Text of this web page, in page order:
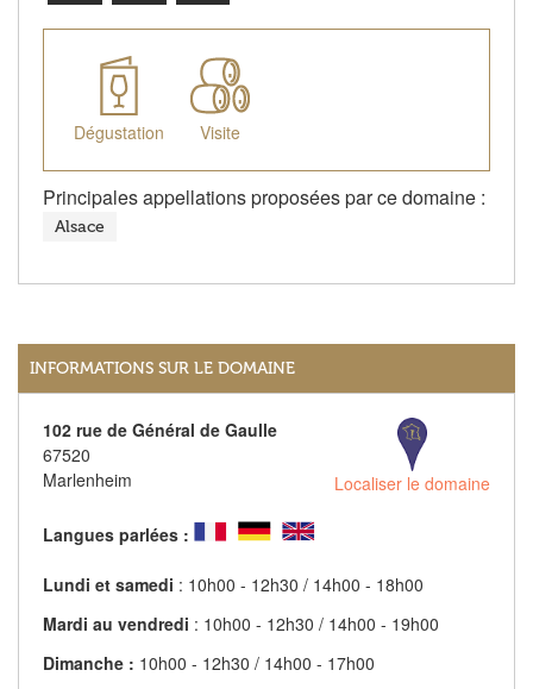
Dégustation Visite
Principales appellations proposées par ce domaine :
Alsace
INFORMATIONS SUR LE DOMAINE
102 rue de Général de Gaulle
67520
Marlenheim
Localiser le domaine
Langues parlées :
Lundi et samedi : 10h00 - 12h30 / 14h00 - 18h00
Mardi au vendredi : 10h00 - 12h30 / 14h00 - 19h00
Dimanche : 10h00 - 12h30 / 14h00 - 17h00